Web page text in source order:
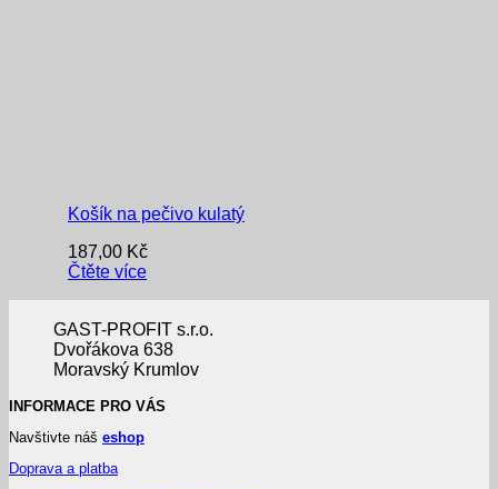
Košík na pečivo kulatý
187,00 Kč
Čtěte více
GAST-PROFIT s.r.o.
Dvořákova 638
Moravský Krumlov
INFORMACE PRO VÁS
Navštivte náš eshop
Doprava a platba